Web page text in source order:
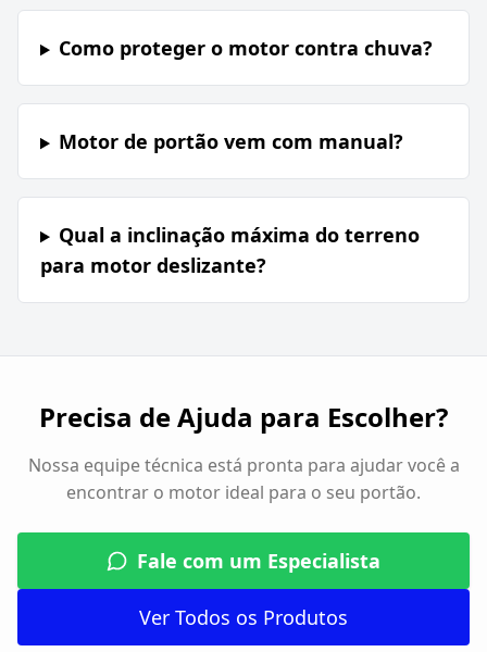
Como proteger o motor contra chuva?
Motor de portão vem com manual?
Qual a inclinação máxima do terreno
para motor deslizante?
Precisa de Ajuda para Escolher?
Nossa equipe técnica está pronta para ajudar você a
encontrar o motor ideal para o seu portão.
Fale com um Especialista
Ver Todos os Produtos